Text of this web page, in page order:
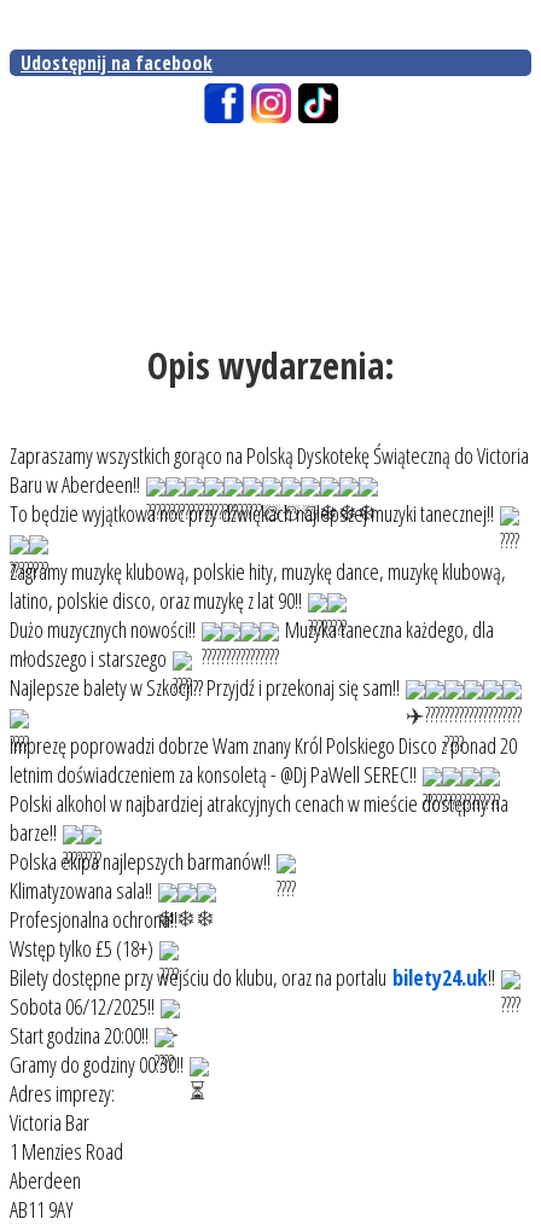
Udostępnij na facebook
Opis wydarzenia:
Zapraszamy wszystkich gorąco na Polską Dyskotekę Świąteczną do Victoria
Baru w Aberdeen!!
To będzie wyjątkowa noc przy dźwiękach najlepszej muzyki tanecznej!!
Zagramy muzykę klubową, polskie hity, muzykę dance, muzykę klubową,
latino, polskie disco, oraz muzykę z lat 90!!
Dużo muzycznych nowości!!
Muzyka taneczna każdego, dla
młodszego i starszego
Najlepsze balety w Szkocji?? Przyjdź i przekonaj się sam!!
Imprezę poprowadzi dobrze Wam znany Król Polskiego Disco z ponad 20
letnim doświadczeniem za konsoletą - @Dj PaWell SEREC!!
Polski alkohol w najbardziej atrakcyjnych cenach w mieście dostępny na
barze!!
Polska ekipa najlepszych barmanów!!
Klimatyzowana sala!!
Profesjonalna ochrona!!
Wstęp tylko £5 (18+)
Bilety dostępne przy wejściu do klubu, oraz na portalu bilety24.uk!!
Sobota 06/12/2025!!
Start godzina 20:00!!
Gramy do godziny 00:30!!
Adres imprezy:
Victoria Bar
1 Menzies Road
Aberdeen
AB11 9AY